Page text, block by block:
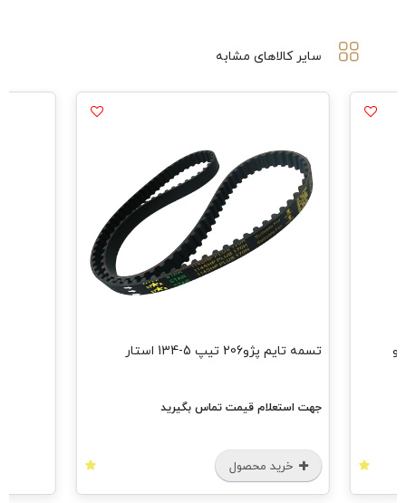
سایر کالاهای مشابه
تسمه تایم پژو206 تیپ 5-134 استار
جهت استعلام قیمت تماس بگیرید
خرید محصول